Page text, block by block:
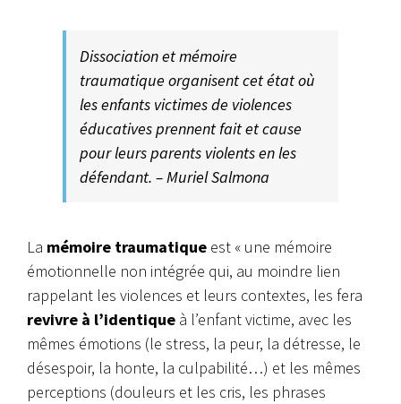
Dissociation et mémoire
traumatique organisent cet état où
les enfants victimes de violences
éducatives prennent fait et cause
pour leurs parents violents en les
défendant. – Muriel Salmona
La mémoire traumatique est « une mémoire
émotionnelle non intégrée qui, au moindre lien
rappelant les violences et leurs contextes, les fera
revivre à l’identique à l’enfant victime, avec les
mêmes émotions (le stress, la peur, la détresse, le
désespoir, la honte, la culpabilité…) et les mêmes
perceptions (douleurs et les cris, les phrases